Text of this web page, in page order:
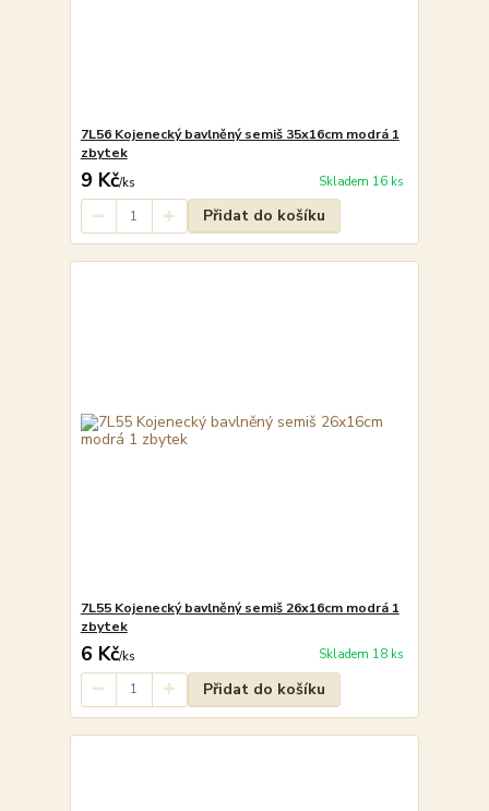
7L56 Kojenecký bavlněný semiš 35x16cm modrá 1
zbytek
9 Kč/ks Skladem 16 ks
Přidat do košíku
7L55 Kojenecký bavlněný semiš 26x16cm modrá 1
zbytek
6 Kč/ks Skladem 18 ks
Přidat do košíku